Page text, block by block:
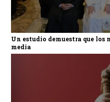
Un estudio demuestra que los
media